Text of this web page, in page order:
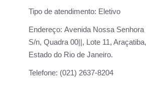
Tipo de atendimento: Eletivo
Endereço: Avenida Nossa Senhora
S/n, Quadra 00||, Lote 11,
Estado do Rio de Janeiro.
Telefone: (021) 2637-8204